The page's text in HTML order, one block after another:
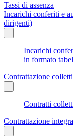
Tassi di assenza
Incarichi conferiti e
dirigenti)
Incarichi
in formato
Contrattazione
Contratti
Contrattazione